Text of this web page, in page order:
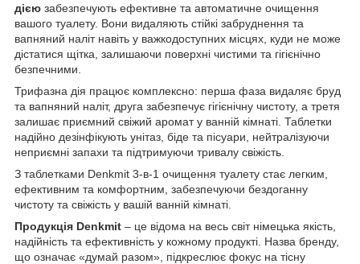
дією забезпечують ефективне та автоматичне очищення
вашого туалету. Вони видаляють стійкі забруднення та
вапняний наліт навіть у важкодоступних місцях, куди не може
дістатися щітка, залишаючи поверхні чистими та гігієнічно
безпечними.
Трифазна дія працює комплексно: перша фаза видаляє бруд
та вапняний наліт, друга забезпечує гігієнічну чистоту, а третя
залишає приємний свіжий аромат у ванній кімнаті. Таблетки
надійно дезінфікують унітаз, біде та пісуари, нейтралізуючи
неприємні запахи та підтримуючи тривалу свіжість.
З таблетками Denkmit 3-в-1 очищення туалету стає легким,
ефективним та комфортним, забезпечуючи бездоганну
чистоту та свіжість у вашій ванній кімнаті.
Продукція Denkmit – це відома на весь світ німецька якість,
надійність та ефективність у кожному продукті. Назва бренду,
що означає «думай разом», підкреслює фокус на тісну